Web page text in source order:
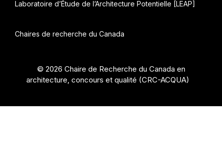
Laboratoire d’Étude de l’Architecture Potentielle [LEAP]
Chaires de recherche du Canada
© 2026 Chaire de Recherche du Canada en
architecture, concours et qualité (CRC-ACQUA)